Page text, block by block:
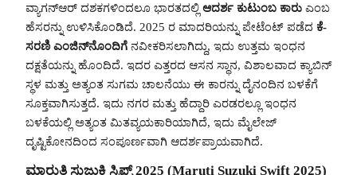
ವ್ಯಾಗನ್ಆರ್ ದಶಕಗಳಿಂದಲೂ ಭಾರತದಲ್ಲಿ ಆದರ್ಶ ಕುಟುಂಬ ಕಾರು ಎಂಬ
ಹೆಸರನ್ನು ಉಳಿಸಿಕೊಂಡಿದೆ. 2025 ರ ಮಾದರಿಯನ್ನು ಪೇಟೆಂಟ್ ಪಡೆದ ಕೆ-
ಸರಣಿ ಎಂಜಿನ್‌ನೊಂದಿಗೆ ನವೀಕರಿಸಲಾಗಿದ್ದು, ಇದು ಉತ್ತಮ ಇಂಧನ
ದಕ್ಷತೆಯನ್ನು ಹೊಂದಿದೆ. ಇದರ ಎತ್ತರದ ಆಸನ ಸ್ಥಾನ, ವಿಶಾಲವಾದ ಕ್ಯಾಬಿನ್
ಸ್ಥಳ ಮತ್ತು ಅತ್ಯಂತ ಸುಗಮ ಚಾಲನೆಯು ಈ ಕಾರನ್ನು ದೈನಂದಿನ ಬಳಕೆಗೆ
ಸೂಕ್ತವಾಗಿಸುತ್ತದೆ. ಇದು ನಗರ ಮತ್ತು ಹೆದ್ದಾರಿ ಎರಡರಲ್ಲೂ ಇಂಧನ
ಬಳಕೆಯಲ್ಲಿ ಅತ್ಯಂತ ಮಿತವ್ಯಯಕಾರಿಯಾಗಿದೆ, ಇದು ಮೈಲೇಜ್
ದೃಷ್ಟಿಕೋನದಿಂದ ಸಂಪೂರ್ಣವಾಗಿ ಆದರ್ಶಪ್ರಾಯವಾಗಿದೆ.
ಮಾರುತಿ ಸುಜುಕಿ ಸ್ವಿಫ್ಟ್ 2025 (Maruti Suzuki Swift 2025)